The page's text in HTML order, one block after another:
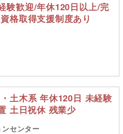
験歓迎/年休120日以上/完
格取得支援制度あり
土木系 年休120日 未経験
土日祝休 残業少
センター